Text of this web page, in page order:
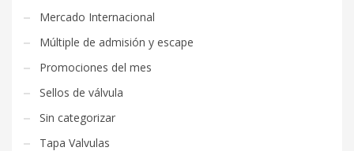
Mercado Internacional
Múltiple de admisión y escape
Promociones del mes
Sellos de válvula
Sin categorizar
Tapa Valvulas